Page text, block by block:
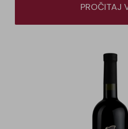
PROČITAJ